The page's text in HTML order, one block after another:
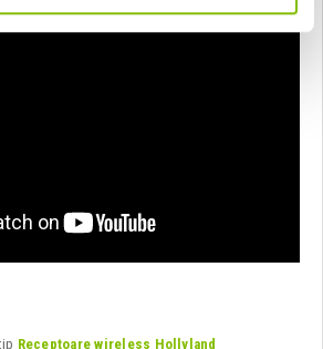
Receptoare wireless Hollyland